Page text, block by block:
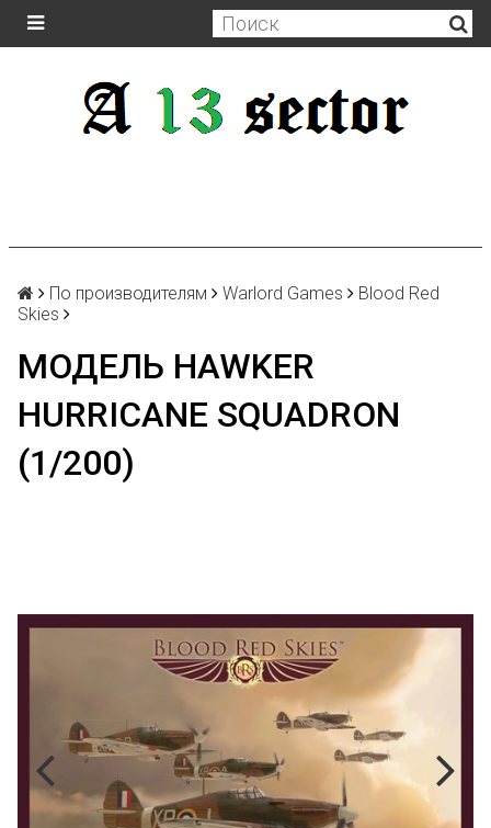
По производителям Warlord Games
Blood Red
Skies
МОДЕЛЬ HAWKER
HURRICANE SQUADRON
(1/200)